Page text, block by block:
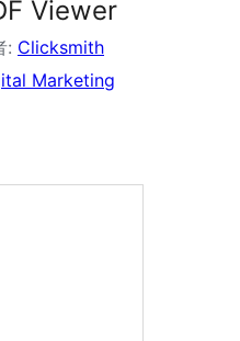
Viewer
: Clicksmith
Marketing